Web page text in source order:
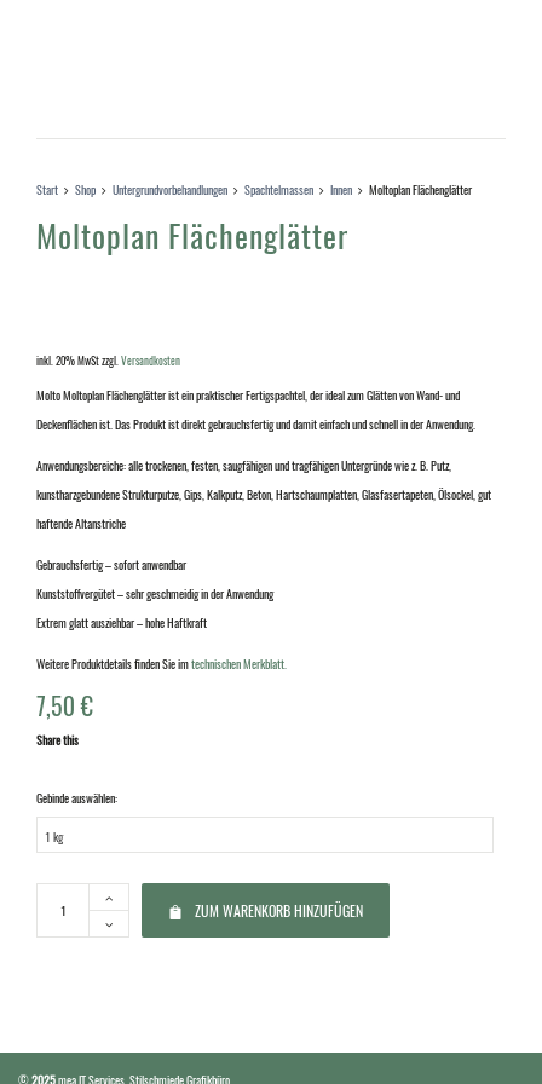
Start Shop Untergrundvorbehandlungen Spachtelmassen Innen Moltoplan Flächenglätter
Moltoplan Flächenglätter
inkl. 20% MwStzzgl. Versandkosten
Molto Moltoplan Flächenglätter ist ein praktischer Fertigspachtel, der ideal zum Glätten von Wand- und
Deckenflächen ist. Das Produkt ist direkt gebrauchsfertig und damit einfach und schnell in der Anwendung.
Anwendungsbereiche: alle trockenen, festen, saugfähigen und tragfähigen Untergründe wie z. B. Putz,
kunstharzgebundene Strukturputze, Gips, Kalkputz, Beton, Hartschaumplatten, Glasfasertapeten, Ölsockel, gut
haftende Altanstriche
Gebrauchsfertig – sofort anwendbar
Kunststoffvergütet – sehr geschmeidig in der Anwendung
Extrem glatt ausziehbar – hohe Haftkraft
Weitere Produktdetails finden Sie imtechnischen Merkblatt.
7,50€
Gebinde auswählen:
ZUM WARENKORB HINZUFÜGEN
Share this
©2025mea IT Services Stilschmiede Grafikbüro